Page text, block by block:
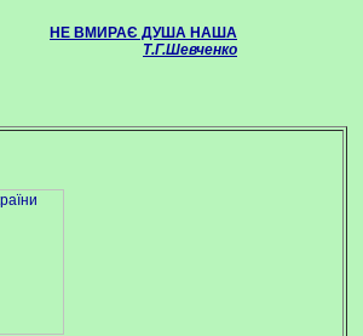
НЕ ВМИРАЄ ДУША НАША
Т.Г.Шевченко